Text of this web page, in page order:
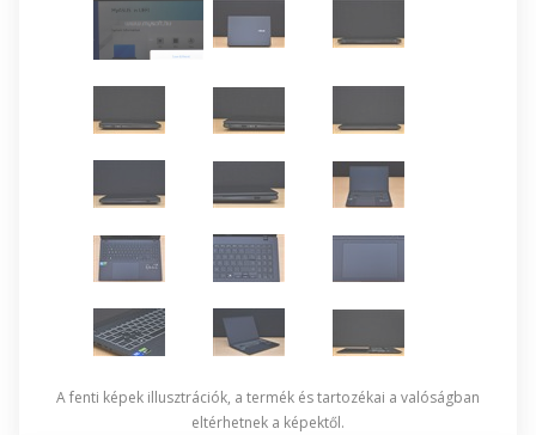
A fenti képek illusztrációk, a termék és tartozékai a valóságban
eltérhetnek a képektől.